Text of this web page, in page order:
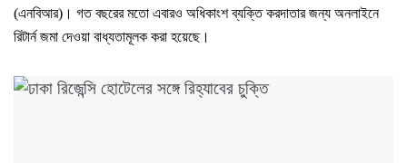
(এনবিআর)। গত বছরের মতো এবারও অধিকাংশ ব্যক্তি করদাতার জন্য অনলাইনে
রিটার্ন জমা দেওয়া বাধ্যতামূলক করা হয়েছে।